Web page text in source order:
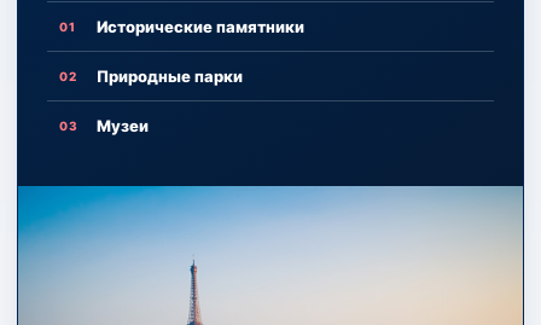
01 Исторические памятники
02 Природные парки
03 Музеи